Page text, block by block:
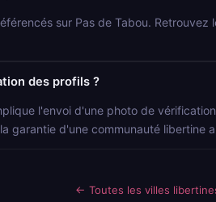
sur Pas de Tabou.
des profils ?
l'envoi d'une photo de
garantie d'une communauté libertine
← Toutes les villes